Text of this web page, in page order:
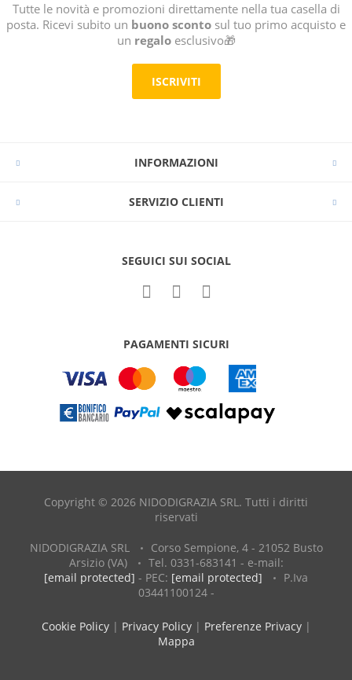
Tutte le novità e promozioni direttamente nella tua casella di
posta. Ricevi subito un buono sconto sul tuo primo acquisto e
un regaloesclusivo🎁
ISCRIVITI
INFORMAZIONI
SERVIZIO CLIENTI
SEGUICI SUI SOCIAL
PAGAMENTI SICURI
Copyright © 2026 NIDODIGRAZIA SRL. Tutti i diritti
riservati
NIDODIGRAZIA SRL
Corso Sempione, 4 - 21052 Busto
Arsizio (VA)
Tel. 0331-683141 - e-mail:
[email protected] - PEC: [email protected]
P.Iva
03441100124 -
Cookie Policy| Privacy Policy| Preferenze Privacy|
Mappa